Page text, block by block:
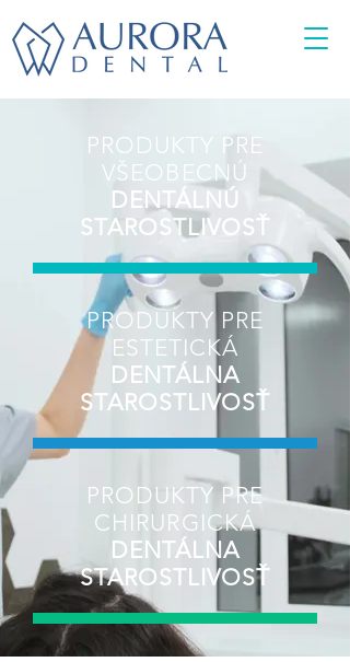
PRODUKTY PRE
VŠEOBECNÚ
DENTÁLNÚ
STAROSTLIVOSŤ
PRODUKTY PRE
ESTETICKÁ
DENTÁLNA
STAROSTLIVOSŤ
PRODUKTY PRE
CHIRURGICKÁ
DENTÁLNA
STAROSTLIVOSŤ